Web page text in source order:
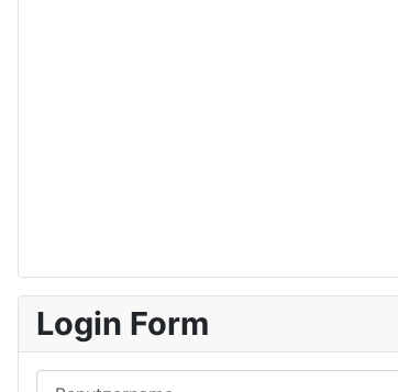
Login Form